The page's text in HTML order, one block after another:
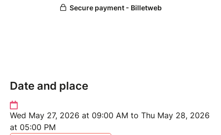
Date and place
Wed May 27, 2026 at 09:00 AM to Thu May 28, 2026
at 05:00 PM